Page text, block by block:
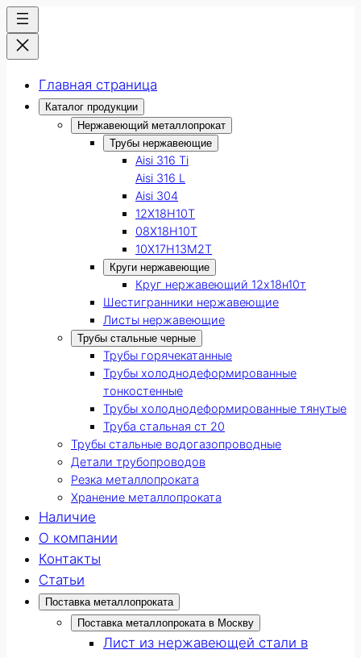
Главная страница
Каталог продукции
Нержавеющий металлопрокат
Трубы нержавеющие
Aisi 316 Ti
Aisi 316 L
Aisi 304
12Х18Н10Т
08Х18Н10Т
10Х17Н13М2Т
Круги нержавеющие
Круг нержавеющий 12х18н10т
Шестигранники нержавеющие
Листы нержавеющие
Трубы стальные черные
Трубы горячекатанные
Трубы холоднодеформированные
тонкостенные
Трубы холоднодеформированные тянутые
Труба стальная ст 20
Трубы стальные водогазопроводные
Детали трубопроводов
Резка металлопроката
Хранение металлопроката
Наличие
О компании
Контакты
Статьи
Поставка металлопроката
Поставка металлопроката в Москву
Лист из нержавеющей стали в